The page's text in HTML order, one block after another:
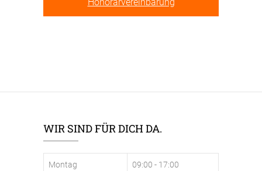
WIR SIND FÜR DICH DA.
Montag 09:00 - 17:00